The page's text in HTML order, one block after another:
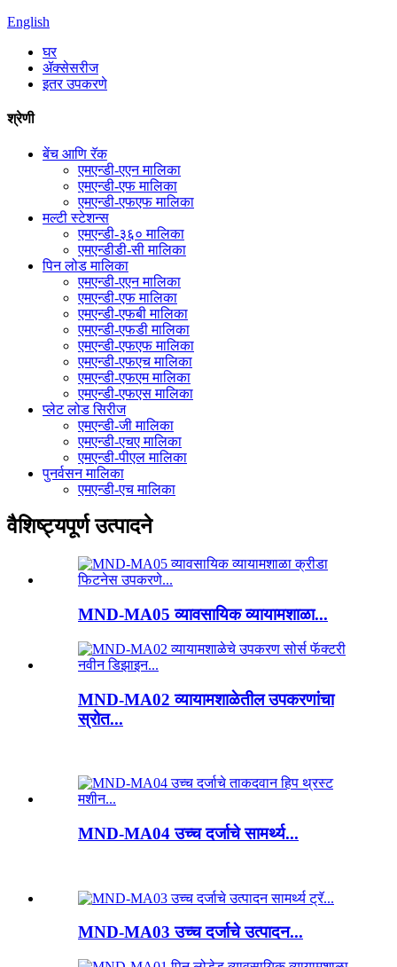
English
घर
ॲक्सेसरीज
इतर उपकरणे
श्रेणी
बेंच आणि रॅक
एमएन्डी-एएन मालिका
एमएन्डी-एफ मालिका
एमएन्डी-एफएफ मालिका
मल्टी स्टेशन्स
एमएन्डी-३६० मालिका
एमएन्डीडी-सी मालिका
पिन लोड मालिका
एमएन्डी-एएन मालिका
एमएन्डी-एफ मालिका
एमएन्डी-एफबी मालिका
एमएन्डी-एफडी मालिका
एमएन्डी-एफएफ मालिका
एमएन्डी-एफएच मालिका
एमएन्डी-एफएम मालिका
एमएन्डी-एफएस मालिका
प्लेट लोड सिरीज
एमएन्डी-जी मालिका
एमएन्डी-एचए मालिका
एमएन्डी-पीएल मालिका
पुनर्वसन मालिका
एमएन्डी-एच मालिका
वैशिष्ट्यपूर्ण उत्पादने
MND-MA05 व्यावसायिक व्यायामशाळा...
MND-MA02 व्यायामशाळेतील उपकरणांचा
स्रोत...
MND-MA04 उच्च दर्जाचे सामर्थ्य...
MND-MA03 उच्च दर्जाचे उत्पादन...